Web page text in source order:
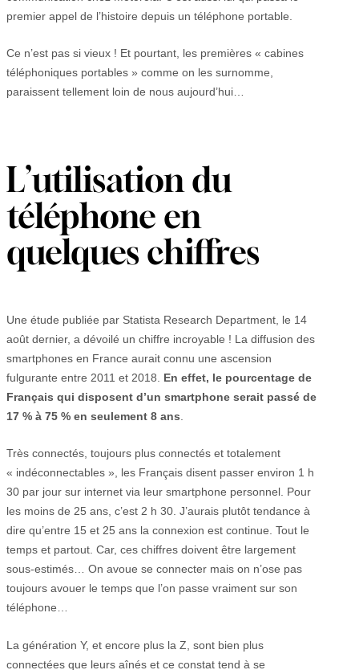
premier appel de l’histoire depuis un téléphone portable.
Ce n’est pas si vieux ! Et pourtant, les premières « cabines
téléphoniques portables » comme on les surnomme,
paraissent tellement loin de nous aujourd’hui…
L’utilisation du
téléphone en
quelques chiffres
Une étude publiée par Statista Research Department, le 14
août dernier, a dévoilé un chiffre incroyable ! La diffusion des
smartphones en France aurait connu une ascension
fulgurante entre 2011 et 2018. En effet, le pourcentage de
Français qui disposent d’un smartphone serait passé de
17 % à 75 % en seulement 8 ans
Très connectés, toujours plus connectés et totalement
« indéconnectables », les Français disent passer environ 1 h
30 par jour sur internet via leur smartphone personnel. Pour
les moins de 25 ans, c’est 2 h 30. J’aurais plutôt tendance à
dire qu’entre 15 et 25 ans la connexion est continue. Tout le
temps et partout. Car, ces chiffres doivent être largement
sous-estimés… On avoue se connecter mais on n’ose pas
toujours avouer le temps que l’on passe vraiment sur son
téléphone…
La génération Y, et encore plus la Z, sont bien plus
connectées que leurs aînés et ce constat tend à se